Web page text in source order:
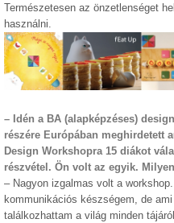
Természetesen az önzetlenséget
használni.
– Idén a BA (alapképzéses)
részére Európában meghirdetett
Design Workshopra 15 diákot
részvétel. Ön volt az egyik.
– Nagyon izgalmas volt a
kommunikációs készségem, de
találkozhattam a világ minden